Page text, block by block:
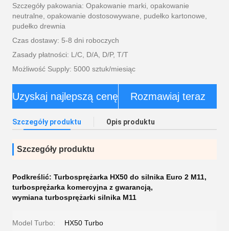
Szczegóły pakowania: Opakowanie marki, opakowanie
neutralne, opakowanie dostosowywane, pudełko kartonowe,
pudełko drewnia
Czas dostawy: 5-8 dni roboczych
Zasady płatności: L/C, D/A, D/P, T/T
Możliwość Supply: 5000 sztuk/miesiąc
Uzyskaj najlepszą cenę Rozmawiaj teraz
Szczegóły produktu Opis produktu
Szczegóły produktu
Podkreślić: Turbosprężarka HX50 do silnika Euro 2 M11,
turbosprężarka komercyjna z gwarancją,
wymiana turbosprężarki silnika M11
Model Turbo: HX50 Turbo